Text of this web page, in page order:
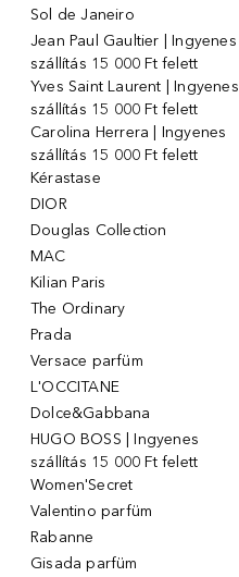
Sol de Janeiro
Jean Paul Gaultier | Ingyenes
szállítás 15 000 Ft felett
Yves Saint Laurent | Ingyenes
szállítás 15 000 Ft felett
Carolina Herrera | Ingyenes
szállítás 15 000 Ft felett
Kérastase
DIOR
Douglas Collection
MAC
Kilian Paris
The Ordinary
Prada
Versace parfüm
L'OCCITANE
Dolce&Gabbana
HUGO BOSS | Ingyenes
szállítás 15 000 Ft felett
Women'Secret
Valentino parfüm
Rabanne
Gisada parfüm